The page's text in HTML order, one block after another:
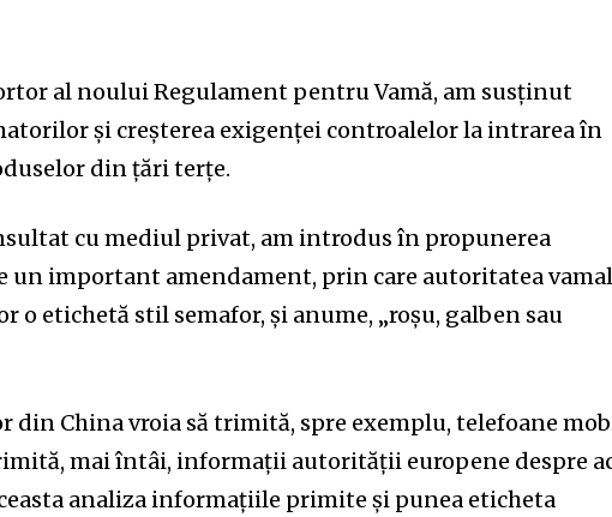
al noului Regulament pentru Vamă, am susținut
și creșterea exigenței controalelor la intrarea în
din țări terțe.
cu mediul privat, am introdus în propunerea
un important amendament, prin care autoritatea
o etichetă stil semafor, și anume, „roșu, galben sau
din China vroia să trimită, spre exemplu, telefoane
mai întâi, informații autorității europene despre
analiza informațiile primite și punea eticheta